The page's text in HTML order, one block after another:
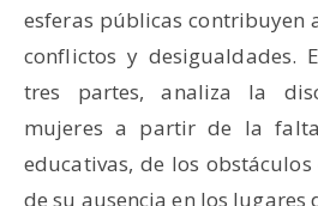
esferas públicas contribuyen
conflictos y desigualdades.
tres partes, analiza la
mujeres a partir de la
educativas, de los
de su ausencia en los lugares